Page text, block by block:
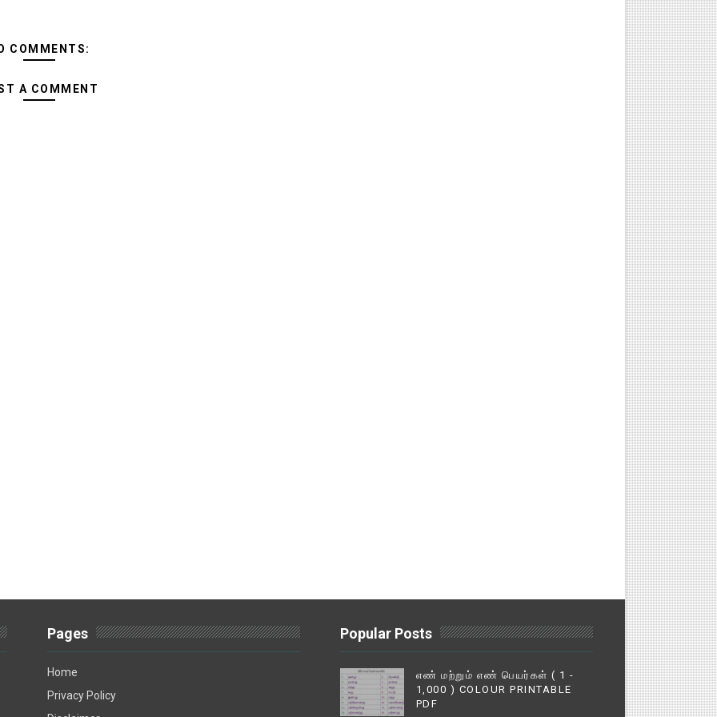
COMMENTS:
A COMMENT
Pages
Home
Privacy Policy
Popular Posts
எண் மற்றும் எண் பெயர்கள் ( 1 -
1,000 ) COLOUR PRINTABLE
PDF